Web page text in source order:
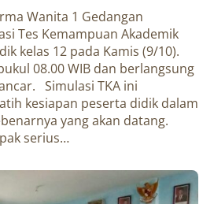
Wanita 1 Gedangan
Tes Kemampuan Akademik
kelas 12 pada Kamis (9/10).
08.00 WIB dan berlangsung
Simulasi TKA ini
kesiapan peserta didik dalam
yang akan datang.
serius…